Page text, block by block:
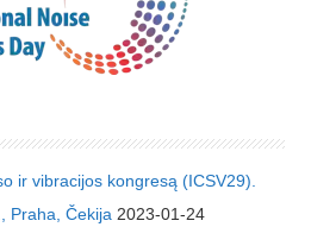
ir vibracijos kongresą (ICSV29).
Praha, Čekija 2023-01-24